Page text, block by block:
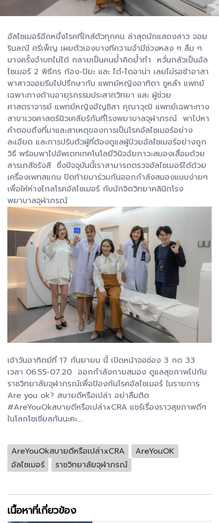
อัลไซเมอร์อีกหนึ่งโรคที่ใกล้ตัวทุกคน ล่าสุดนักแสดงสาว จอย
รินลณี ศรีเพ็ญ เผยตัวเองบางทีความจำมีช่วงหลง ๆ ลืม ๆ
บางครั้งจำบทไม่ได้ กลายเป็นคนย้ำคิดย้ำทำ หวั่นกลัวเป็นอัล
ไซเมอร์ 2 พิธีกร ก้อง-ปิยะ และ ได๋-ไดอาน่า เลยไม่รอช้าอาสา
พาสาวจอยรีบไปปรึกษากับ แพทย์หญิงอาทิตา ชูหลำ แพทย์
เฉพาะทางด้านอายุรกรรมประสาทวิทยา และ ผู้ช่วย
ศาสตราจารย์ แพทย์หญิงอัญชิสา คุณาวุฒิ แพทย์เฉพาะทาง
สาขาเวชศาสตร์นิวเคลียร์กันที่โรงพยาบาลจุฬาภรณ์ พาไปหา
คำตอบถึงที่มาและสาเหตุของการเป็นโรคอัลไซเมอร์อย่าง
ละเอียด และการปรับตัวผู้ที่ต้องดูแลผู้ป่วยอัลไซเมอร์อย่างถูก
วิธี พร้อมพาไปอัพเดทเทคโนโลยีวินิจฉัยภาวะสมองเสื่อมด้วย
สารเภสัชรังสี ซึ่งปัจจุบันนี้เราสามารถตรวจอัลไซเมอร์ได้ด้วย
เครื่องเพทสแกน ปิดท้ายมาร่วมกันออกกำลังสมองแบบง่ายๆ
เพื่อให้ห่างไกลโรคอัลไซเมอร์ กับนักจิตวิทยาคลินิกโรง
พยาบาลจุฬาภรณ์
เช้าวันอาทิตย์ที่ 17 กันยายน นี้ เปิดหน้าจอช่อง 3 กด 33
เวลา 06.55-07.20 ออกกำลังกายสมอง ดูแลสุขภาพไปกับ
ราชวิทยาลัยจุฬาภรณ์เพื่อป้องกันโรคอัลไซเมอร์ ในรายการ
Are you ok? สบายดีหรือเปล่า อย่าลืมติด
#AreYouOkสบายดีหรือเปล่าxCRA แชร์เรื่องราวสุขภาพดีๆ
ในโลกโซเชียลกันนะคะ...
AreYouOkสบายดีหรือเปล่าxCRA
AreYouOK
อัลไซเมอร์
ราชวิทยาลัยจุฬาภรณ์
เนื้อหาที่เกี่ยวข้อง